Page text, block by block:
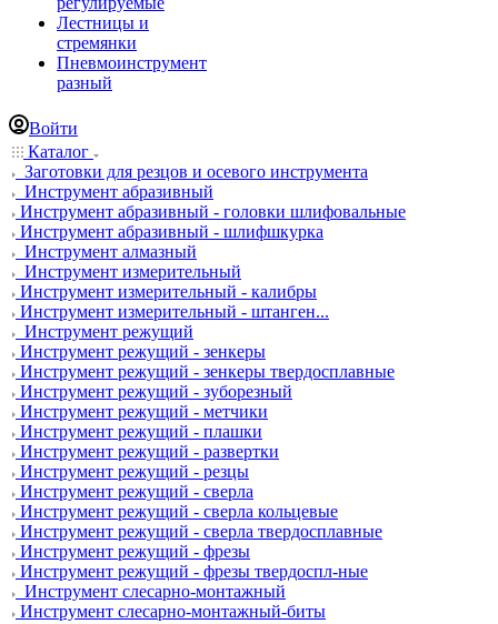
Лестницы и
стремянки
Пневмоинструмент
разный
Войти
Каталог
Заготовки для резцов и осевого инструмента
Инструмент абразивный
Инструмент абразивный - головки шлифовальные
Инструмент абразивный - шлифшкурка
Инструмент алмазный
Инструмент измерительный
Инструмент измерительный - калибры
Инструмент измерительный - штанген...
Инструмент режущий
Инструмент режущий - зенкеры
Инструмент режущий - зенкеры твердосплавные
Инструмент режущий - зуборезный
Инструмент режущий - метчики
Инструмент режущий - плашки
Инструмент режущий - развертки
Инструмент режущий - резцы
Инструмент режущий - сверла
Инструмент режущий - сверла кольцевые
Инструмент режущий - сверла твердосплавные
Инструмент режущий - фрезы
Инструмент режущий - фрезы твердоспл-ные
Инструмент слесарно-монтажный
Инструмент слесарно-монтажный-биты